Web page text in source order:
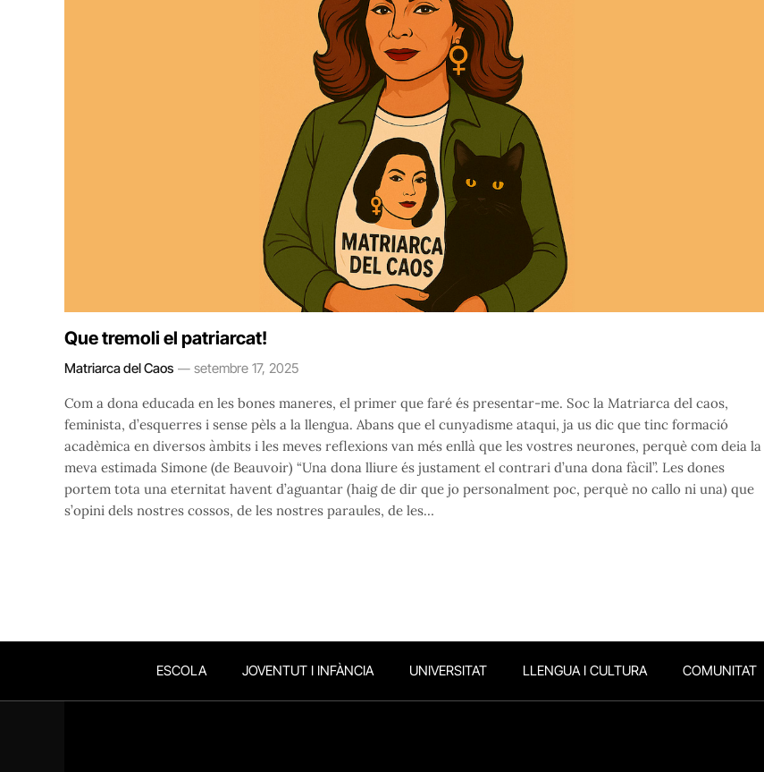
Que tremoli el patriarcat!
Matriarca del Caos setembre 17, 2025
Com a dona educada en les bones maneres, el primer que faré és presentar-me. Soc la Matriarca del caos,
feminista, d’esquerres i sense pèls a la llengua. Abans que el cunyadisme ataqui, ja us dic que tinc formació
acadèmica en diversos àmbits i les meves reflexions van més enllà que les vostres neurones, perquè com deia la
meva estimada Simone (de Beauvoir) “Una dona lliure és justament el contrari d’una dona fàcil”. Les dones
portem tota una eternitat havent d’aguantar (haig de dir que jo personalment poc, perquè no callo ni una) que
s’opini dels nostres cossos, de les nostres paraules, de les…
ESCOLA JOVENTUT I INFÀNCIA UNIVERSITAT LLENGUA I CULTURA COMUNITAT